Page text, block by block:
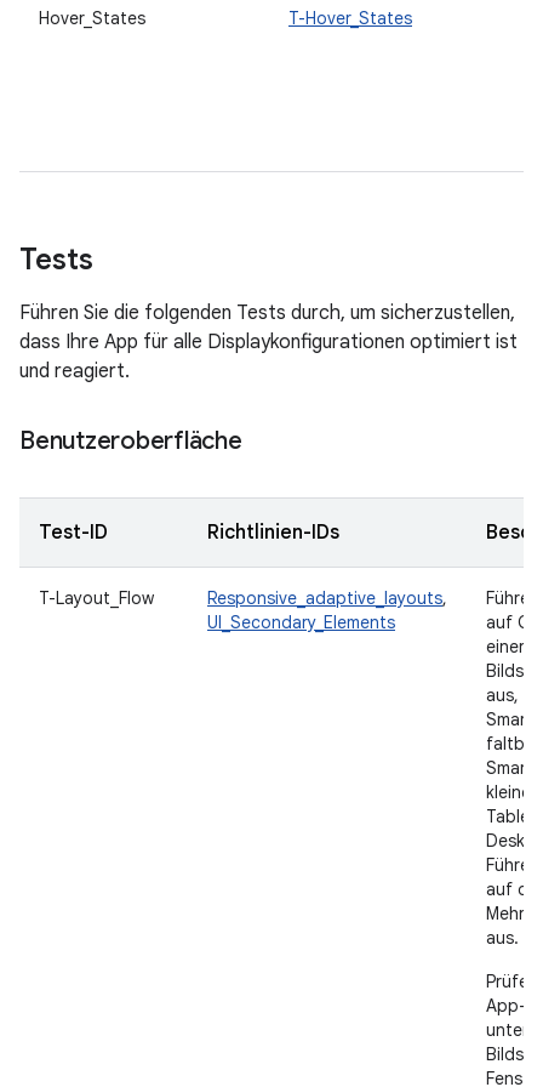
Hover_States T-Hover_States
Tests
Führen Sie die folgenden Tests durch, um sicherzustellen,
dass Ihre App für alle Displaykonfigurationen optimiert ist
und reagiert.
Benutzeroberfläche
Test-ID Richtlinien-IDs
T-Layout_Flow Responsive_adaptive_layouts,
UI_Secondary_Elements
auf
einer
aus,
kleine
auf
aus.
App-